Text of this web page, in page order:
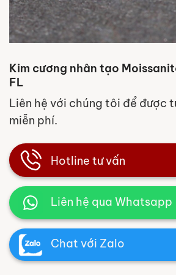
Kim cương nhân tạo
FL
Liên hệ với chúng tôi để được
miễn phí.
Hotline tư vấn
Liên hệ qua Whatsapp
Chat với Zalo